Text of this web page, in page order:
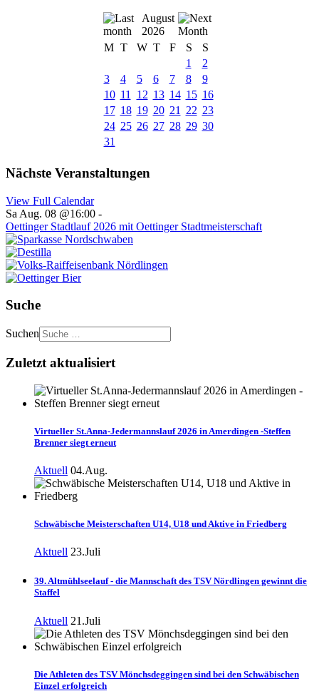
August
2026
M T W T F S
S
1
2
3
4 5 6 7 8
9
10 11 12 13 14 15 16
17 18 19 20 21 22 23
24 25 26 27 28 29 30
31
Nächste Veranstaltungen
View Full Calendar
Sa Aug. 08 @16:00 -
Oettinger Stadtlauf 2026 mit Oettinger Stadtmeisterschaft
Suche
Suchen
Zuletzt aktualisiert
Virtueller St.Anna-Jedermannslauf 2026 in Amerdingen -Steffen
Brenner siegt erneut
Aktuell 04.Aug.
Schwäbische Meisterschaften U14, U18 und Aktive in Friedberg
Aktuell 23.Juli
39. Altmühlseelauf - die Mannschaft des TSV Nördlingen gewinnt die
Staffel
Aktuell 21.Juli
Die Athleten des TSV Mönchsdeggingen sind bei den Schwäbischen
Einzel erfolgreich